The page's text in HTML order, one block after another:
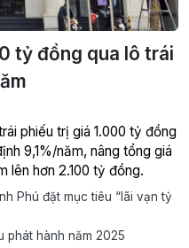
tỷ đồng qua lô trái
phiếu trị giá 1.000 tỷ đồng
9,1%/năm, nâng tổng giá
lên hơn 2.100 tỷ đồng.
Phú đặt mục tiêu “lãi vạn tỷ
phát hành năm 2025